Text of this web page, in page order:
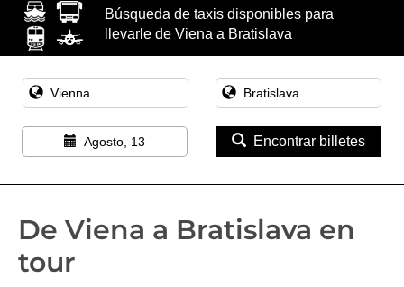
Búsqueda de taxis disponibles para
llevarle de Viena a Bratislava
Agosto, 13 Encontrar billetes
De Viena a Bratislava en
tour